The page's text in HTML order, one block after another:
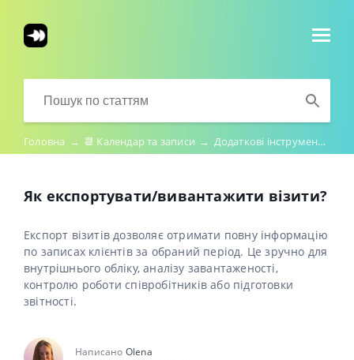
Головна → 📆 Календар та записи → Додаткові інструменти для роботи
Як експортувати/вивантажити візити?
Експорт візитів дозволяє отримати повну інформацію
по записах клієнтів за обраний період. Це зручно для
внутрішнього обліку, аналізу завантаженості,
контролю роботи співробітників або підготовки
звітності.
Написано Olena